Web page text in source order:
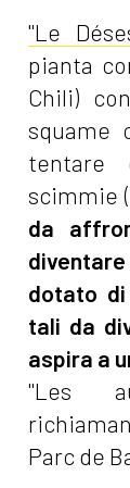
"Le
pianta
Chili)
squame
tentare
scimmie (
da
dotato
tali da
aspira a
"Les
Parc de